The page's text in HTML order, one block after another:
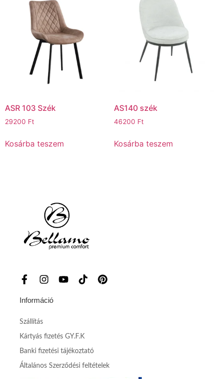
ASR 103 Szék
29200 Ft
Kosárba teszem
AS140 szék
46200 Ft
Kosárba teszem
Információ
Szállítás
Kártyás fizetés GY.F.K
Banki fizetési tájékoztató
Általános Szerződési feltételek